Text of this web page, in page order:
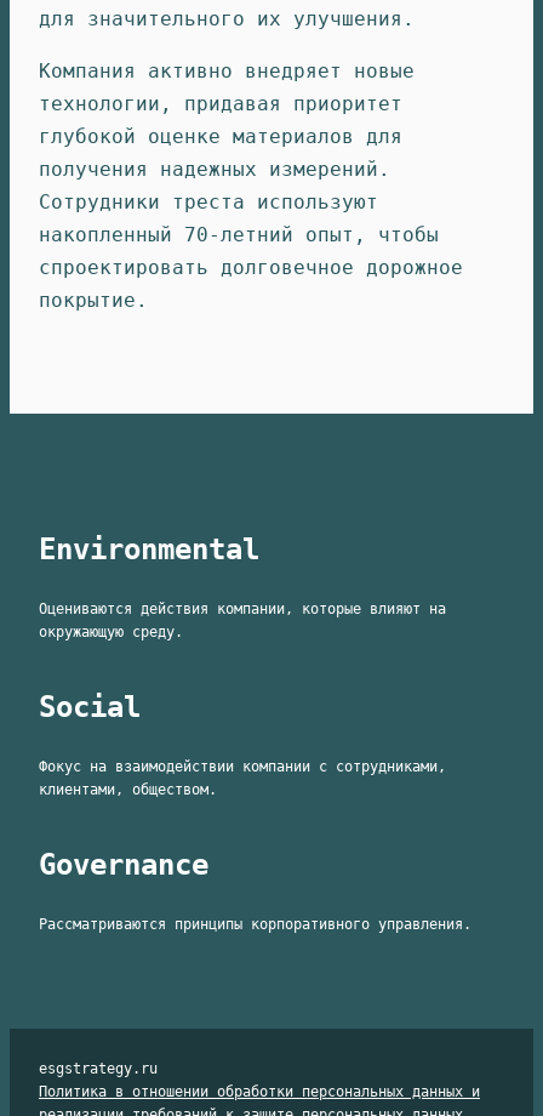
для значительного их улучшения.
Компания активно внедряет новые
технологии, придавая приоритет
глубокой оценке материалов для
получения надежных измерений.
Сотрудники треста используют
накопленный 70-летний опыт, чтобы
спроектировать долговечное дорожное
покрытие.
Environmental
Оцениваются действия компании, которые влияют на
окружающую среду.
Social
Фокус на взаимодействии компании с сотрудниками,
клиентами, обществом.
Governance
Рассматриваются принципы корпоративного управления.
esgstrategy.ru
Политика в отношении обработки персональных данных и